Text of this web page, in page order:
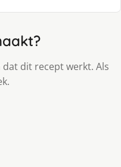
dit recept werkt. Als